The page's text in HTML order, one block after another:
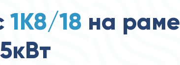
1К8/18 на раме